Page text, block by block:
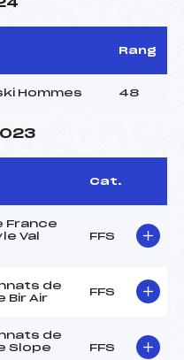
Rang
Hommes 48
Cat.
France
Val
FFS
de
Bir Air
FFS
de
Slope
FFS